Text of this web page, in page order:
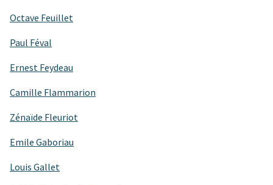
Octave Feuillet
Paul Féval
Ernest Feydeau
Camille Flammarion
Zénaïde Fleuriot
Emile Gaboriau
Louis Gallet